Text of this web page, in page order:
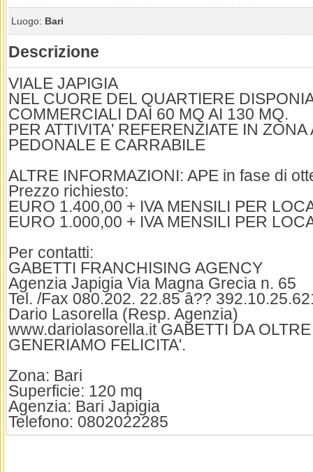
Luogo: Bari
Descrizione
VIALE JAPIGIA
NEL CUORE DEL QUARTIERE
COMMERCIALI DAI 60 MQ AI 130 MQ.
PER ATTIVITA' REFERENZIATE IN ZONA
PEDONALE E CARRABILE
ALTRE INFORMAZIONI: APE in fase di
Prezzo richiesto:
EURO 1.400,00 + IVA MENSILI PER
EURO 1.000,00 + IVA MENSILI PER
Per contatti:
GABETTI FRANCHISING AGENCY
Agenzia Japigia Via Magna Grecia n. 65
Tel. /Fax 080.202. 22.85 â??
Dario Lasorella (Resp. Agenzia)
www.dariolasorella.it GABETTI DA
GENERIAMO FELICITA'.
Zona: Bari
Superficie: 120 mq
Agenzia: Bari Japigia
Telefono: 0802022285